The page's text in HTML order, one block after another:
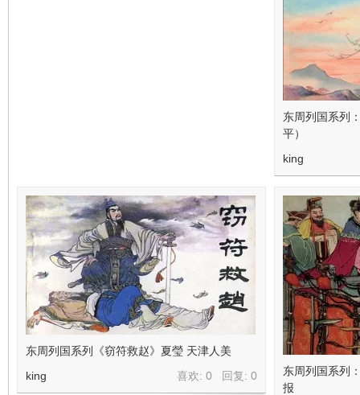
东周列国系列
平）
king
东周列国系列《窃符救赵》夏瑩 天津人美
喜欢: 0 回复: 0
king
东周列国系列
报